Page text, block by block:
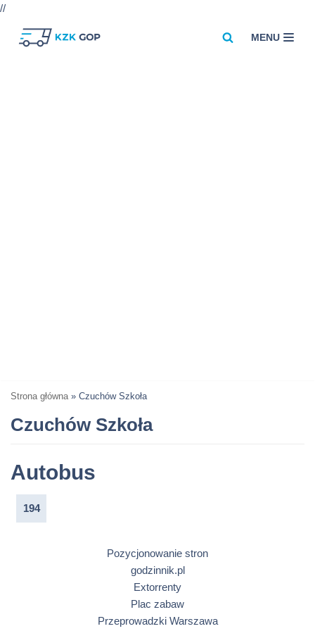
//
MENU
Strona główna » Czuchów Szkoła
Czuchów Szkoła
Autobus
194
Pozycjonowanie stron
godzinnik.pl
Extorrenty
Plac zabaw
Przeprowadzki Warszawa